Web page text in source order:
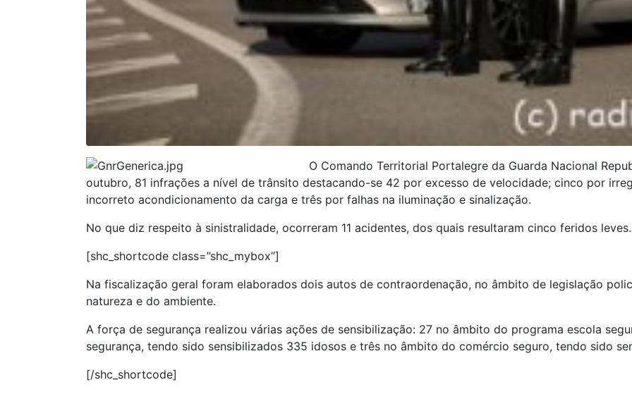
O Comando Territorial Portalegre da Guarda Nacional
outubro, 81 infrações a nível de trânsito destacando-se 42 por excesso de velocidade; cinco por
incorreto acondicionamento da carga e três por falhas na iluminação e sinalização.
No que diz respeito à sinistralidade, ocorreram 11 acidentes, dos quais resultaram cinco feridos leves.
[shc_shortcode class=”shc_mybox”]
Na fiscalização geral foram elaborados dois autos de contraordenação, no âmbito de legislação
natureza e do ambiente.
A força de segurança realizou várias ações de sensibilização: 27 no âmbito do programa escola
segurança, tendo sido sensibilizados 335 idosos e três no âmbito do comércio seguro, tendo sido
[/shc_shortcode]